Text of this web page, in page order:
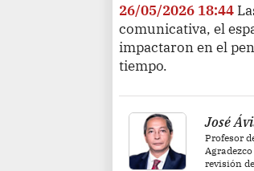
26/05/2026 18:44
comunicativa, el
impactaron en el
tiempo.
José
Profesor
revisión